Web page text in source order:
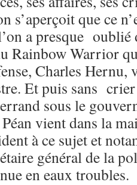
s’aperçoit que ce
a presque oublié
Rainbow Warrior
Charles Hernu,
Et puis sans
sous le
vient dans la
à ce sujet et
général de la
en eaux troubles.